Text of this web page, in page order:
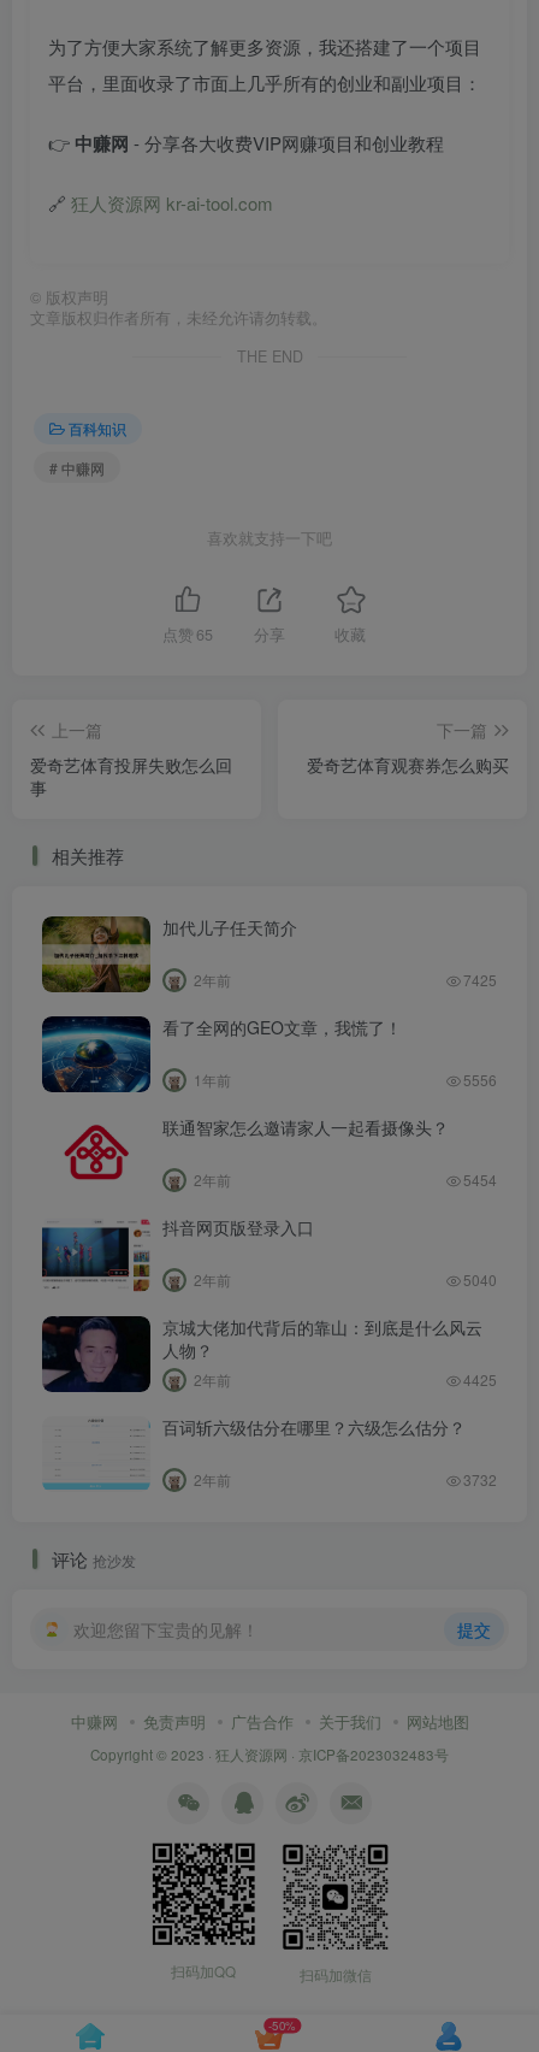
为了方便大家系统了解更多资源，我还搭建了一个项目
平台，里面收录了市面上几乎所有的创业和副业项目：
👉 中赚网 - 分享各大收费VIP网赚项目和创业教程
🔗 狂人资源网 kr-ai-tool.com
© 版权声明
文章版权归作者所有，未经允许请勿转载。
THE END
百科知识
# 中赚网
喜欢就支持一下吧
点赞 65 分享 收藏
上一篇
爱奇艺体育投屏失败怎么回
事
下一篇
爱奇艺体育观赛券怎么购买
相关推荐
加代儿子任天简介
2年前 7425
看了全网的GEO文章，我慌了！
1年前 5556
联通智家怎么邀请家人一起看摄像头？
2年前 5454
抖音网页版登录入口
2年前 5040
京城大佬加代背后的靠山：到底是什么风云
人物？
2年前 4425
百词斩六级估分在哪里？六级怎么估分？
2年前 3732
评论 抢沙发
欢迎您留下宝贵的见解！ 提交
中赚网 免责声明 广告合作 关于我们 网站地图
Copyright © 2023 · 狂人资源网 · 京ICP备2023032483号
扫码加QQ 扫码加微信
-50%